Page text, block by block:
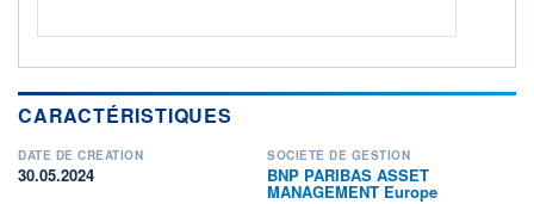
CARACTÉRISTIQUES
DATE DE CRÉATION
30.05.2024
SOCIÉTÉ DE GESTION
BNP PARIBAS ASSET
MANAGEMENT Europe